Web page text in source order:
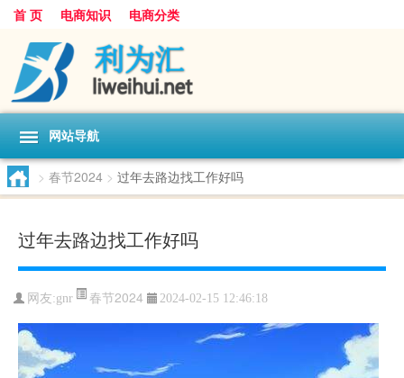
首 页 电商知识 电商分类
网站导航
> 春节2024 > 过年去路边找工作好吗
过年去路边找工作好吗
网友:gnr 春节2024 2024-02-15 12:46:18